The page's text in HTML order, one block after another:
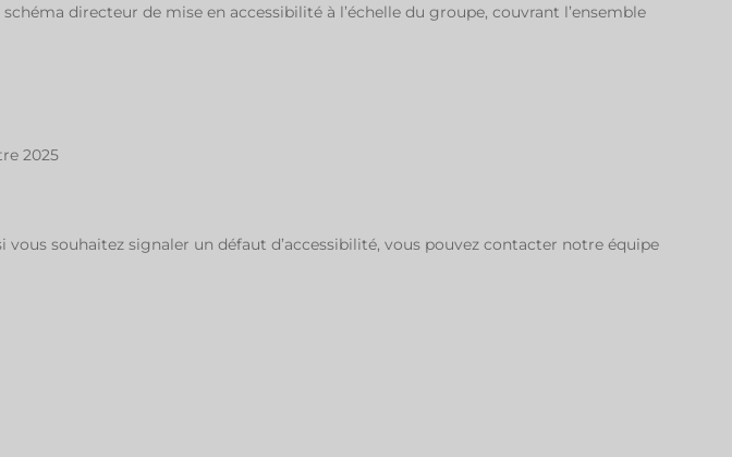
directeur de mise en accessibilité à l’échelle du groupe, couvrant l’ensemble
2025
souhaitez signaler un défaut d’accessibilité, vous pouvez contacter notre équipe